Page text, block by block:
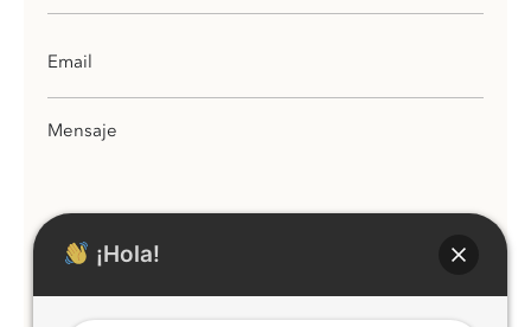
He leído y acepto laPolítica de Privacidad
¡Hola!